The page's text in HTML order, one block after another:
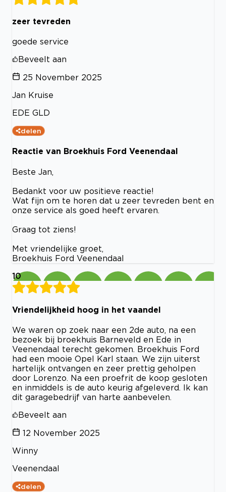
zeer tevreden
goede service
Beveelt aan
25 November 2025
Jan Kruise
EDE GLD
delen
Reactie van Broekhuis Ford Veenendaal
Beste Jan,
Bedankt voor uw positieve reactie!
Wat fijn om te horen dat u zeer tevreden bent en
onze service als goed heeft ervaren.
Graag tot ziens!
Met vriendelijke groet,
Broekhuis Ford Veenendaal
10
Vriendelijkheid hoog in het vaandel
We waren op zoek naar een 2de auto, na een
bezoek bij broekhuis Barneveld en Ede in
Veenendaal terecht gekomen. Broekhuis Ford
had een mooie Opel Karl staan. We zijn uiterst
hartelijk ontvangen en zeer prettig geholpen
door Lorenzo. Na een proefrit de koop gesloten
en inmiddels is de auto keurig afgeleverd. Ik kan
dit garagebedrijf van harte aanbevelen.
Beveelt aan
12 November 2025
Winny
Veenendaal
delen